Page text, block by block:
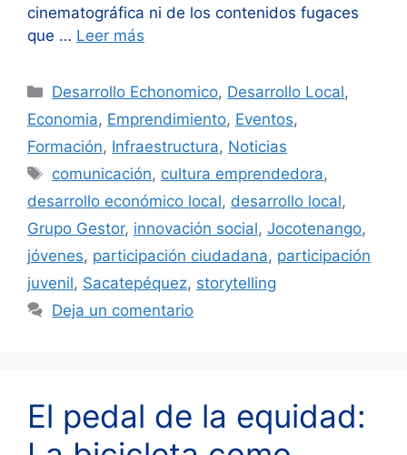
cinematográfica ni de los contenidos fugaces
que … Leer más
Categorías
Desarrollo Echonomico, Desarrollo Local,
Economia, Emprendimiento, Eventos,
Formación, Infraestructura, Noticias
Etiquetas
comunicación, cultura emprendedora,
desarrollo económico local, desarrollo local,
Grupo Gestor, innovación social, Jocotenango,
jóvenes, participación ciudadana, participación
juvenil, Sacatepéquez, storytelling
Deja un comentario
El pedal de la equidad: